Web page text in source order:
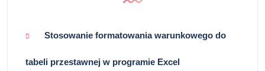
Stosowanie formatowania warunkowego do
tabeli przestawnej w programie Excel